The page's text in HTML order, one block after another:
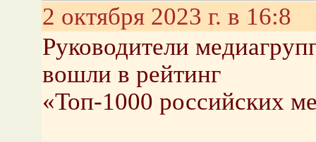
2 октября 2023 г. в 16:8
Руководители
вошли в рейтинг
«Топ-1000 российских